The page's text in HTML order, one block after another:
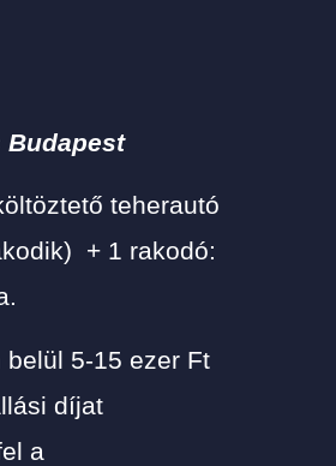
Budapest
teherautó
+ 1 rakodó:
belül 5-15 ezer Ft
díjat
a